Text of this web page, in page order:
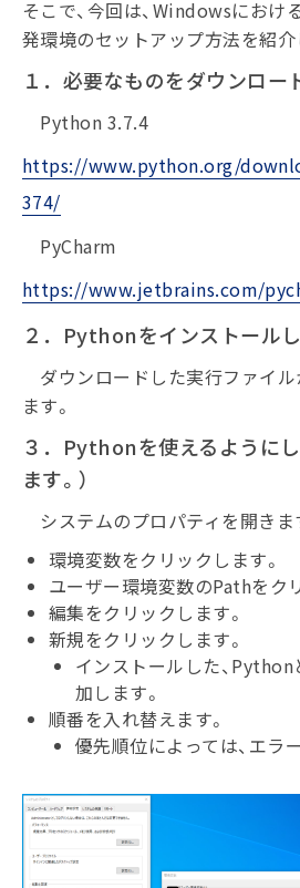
そこで、今回は、Windowsにお
発環境のセットアップ方法を紹介
１．必要なものをダウンロー
Python 3.7.4
https://www.python.org/
374/
PyCharm
https://www.jetbrains.com/
２．Pythonをインストールし
ダウンロードした実行ファイ
ます。
３．Pythonを使えるようにし
ます。）
システムのプロパティを開きま
環境変数をクリックします。
ユーザー環境変数のPathをク
編集をクリックします。
新規をクリックします。
インストールした、
加します。
順番を入れ替えます。
優先順位によっては、エラ